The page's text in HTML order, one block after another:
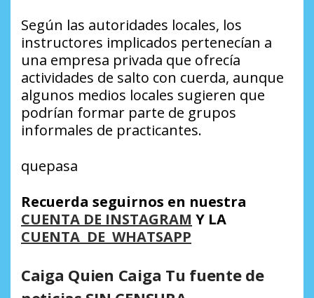
Según las autoridades locales, los
instructores implicados pertenecían a
una empresa privada que ofrecía
actividades de salto con cuerda, aunque
algunos medios locales sugieren que
podrían formar parte de grupos
informales de practicantes.
quepasa
Recuerda seguirnos en nuestra
CUENTA DE INSTAGRAM Y LA
CUENTA DE WHATSAPP
Caiga Quien Caiga Tu fuente de